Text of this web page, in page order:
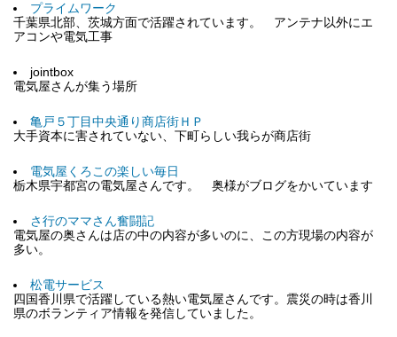
プライムワーク
千葉県北部、茨城方面で活躍されています。 アンテナ以外にエ
アコンや電気工事
jointbox
電気屋さんが集う場所
亀戸５丁目中央通り商店街ＨＰ
大手資本に害されていない、下町らしい我らが商店街
電気屋くろこの楽しい毎日
栃木県宇都宮の電気屋さんです。 奥様がブログをかいています
さ行のママさん奮闘記
電気屋の奥さんは店の中の内容が多いのに、この方現場の内容が
多い。
松電サービス
四国香川県で活躍している熱い電気屋さんです。震災の時は香川
県のボランティア情報を発信していました。